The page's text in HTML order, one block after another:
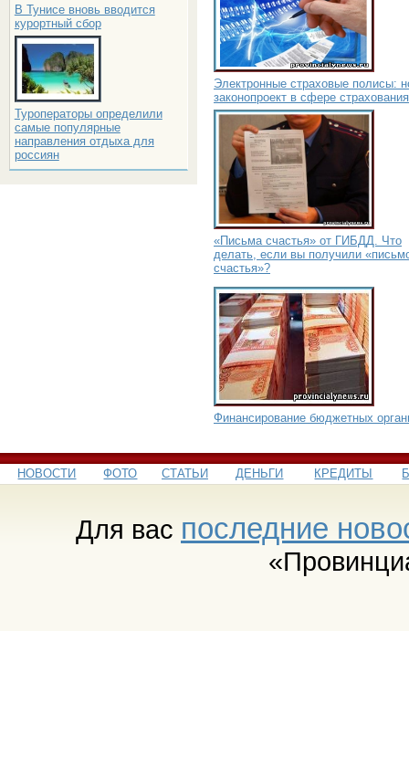
В Тунисе вновь вводится
курортный сбор
Туроператоры определили
самые популярные
направления отдыха для
россиян
Электронные страховые полисы:
законопроект в сфере страхования
«Письма счастья» от ГИБДД. Что
делать, если вы получили
счастья»?
Финансирование бюджетных
НОВОСТИ ФОТО СТАТЬИ ДЕНЬГИ КРЕДИТЫ
Для вас последние